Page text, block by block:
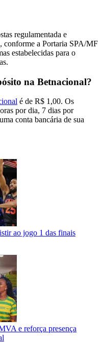
regulamentada e
conforme a Portaria SPA/MF
estabelecidas para o
na Betnacional?
é de R$ 1,00. Os
por dia, 7 dias por
conta bancária de sua
ao jogo 1 das finais
e reforça presença